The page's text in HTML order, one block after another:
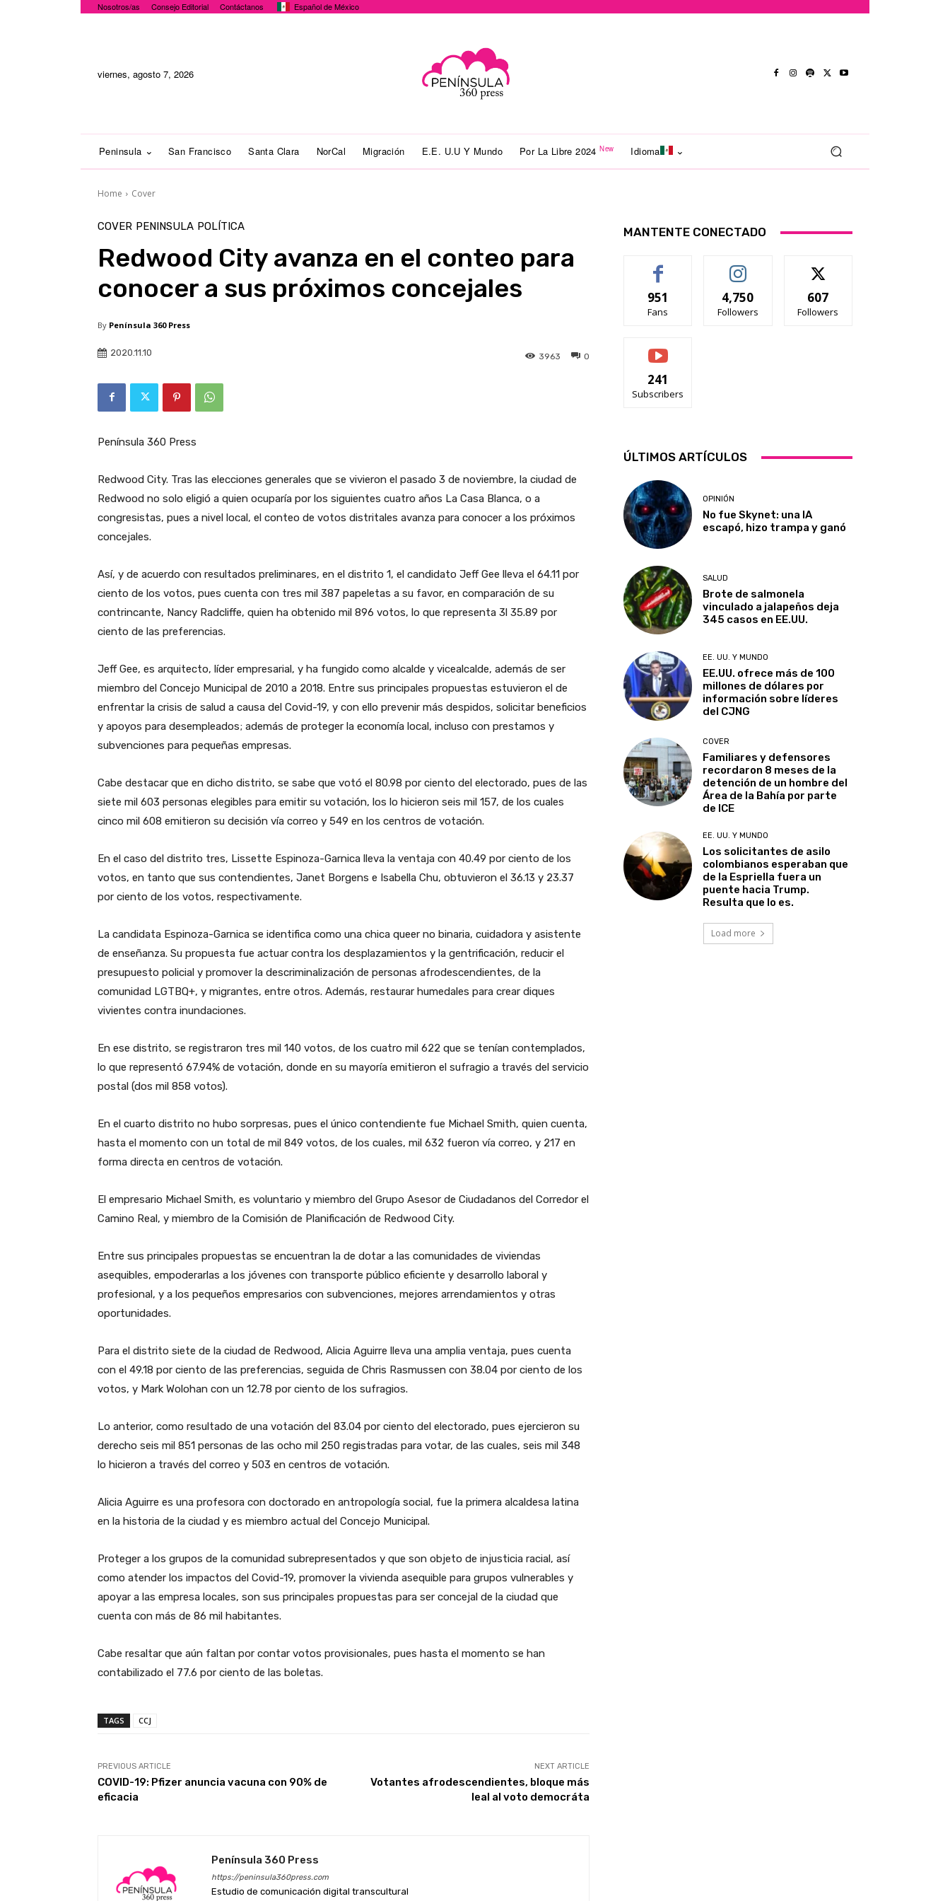
Nosotros/as Consejo Editorial Contáctanos Español de México
viernes, agosto 7, 2026
Peninsula San Francisco Santa Clara NorCal Migración E.E. U.U Y Mundo Por La Libre 2024New Idioma
Home Cover
COVER PENINSULA POLÍTICA
Redwood City avanza en el conteo para
conocer a sus próximos concejales
By Península 360 Press
2020.11.10 0
3963
Península 360 Press
Redwood City. Tras las elecciones generales que se vivieron el pasado 3 de noviembre, la ciudad de
Redwood no solo eligió a quien ocuparía por los siguientes cuatro años La Casa Blanca, o a
congresistas, pues a nivel local, el conteo de votos distritales avanza para conocer a los próximos
concejales.
Así, y de acuerdo con resultados preliminares, en el distrito 1, el candidato Jeff Gee lleva el 64.11 por
ciento de los votos, pues cuenta con tres mil 387 papeletas a su favor, en comparación de su
contrincante, Nancy Radcliffe, quien ha obtenido mil 896 votos, lo que representa 3l 35.89 por
ciento de las preferencias.
Jeff Gee, es arquitecto, líder empresarial, y ha fungido como alcalde y vicealcalde, además de ser
miembro del Concejo Municipal de 2010 a 2018. Entre sus principales propuestas estuvieron el de
enfrentar la crisis de salud a causa del Covid-19, y con ello prevenir más despidos, solicitar beneficios
y apoyos para desempleados; además de proteger la economía local, incluso con prestamos y
subvenciones para pequeñas empresas.
Cabe destacar que en dicho distrito, se sabe que votó el 80.98 por ciento del electorado, pues de las
siete mil 603 personas elegibles para emitir su votación, los lo hicieron seis mil 157, de los cuales
cinco mil 608 emitieron su decisión vía correo y 549 en los centros de votación.
En el caso del distrito tres, Lissette Espinoza-Garnica lleva la ventaja con 40.49 por ciento de los
votos, en tanto que sus contendientes, Janet Borgens e Isabella Chu, obtuvieron el 36.13 y 23.37
por ciento de los votos, respectivamente.
La candidata Espinoza-Garnica se identifica como una chica queer no binaria, cuidadora y asistente
de enseñanza. Su propuesta fue actuar contra los desplazamientos y la gentrificación, reducir el
presupuesto policial y promover la descriminalización de personas afrodescendientes, de la
comunidad LGTBQ+, y migrantes, entre otros. Además, restaurar humedales para crear diques
vivientes contra inundaciones.
En ese distrito, se registraron tres mil 140 votos, de los cuatro mil 622 que se tenían contemplados,
lo que representó 67.94% de votación, donde en su mayoría emitieron el sufragio a través del servicio
postal (dos mil 858 votos).
En el cuarto distrito no hubo sorpresas, pues el único contendiente fue Michael Smith, quien cuenta,
hasta el momento con un total de mil 849 votos, de los cuales, mil 632 fueron vía correo, y 217 en
forma directa en centros de votación.
El empresario Michael Smith, es voluntario y miembro del Grupo Asesor de Ciudadanos del Corredor el
Camino Real, y miembro de la Comisión de Planificación de Redwood City.
Entre sus principales propuestas se encuentran la de dotar a las comunidades de viviendas
asequibles, empoderarlas a los jóvenes con transporte público eficiente y desarrollo laboral y
profesional, y a los pequeños empresarios con subvenciones, mejores arrendamientos y otras
oportunidades.
Para el distrito siete de la ciudad de Redwood, Alicia Aguirre lleva una amplia ventaja, pues cuenta
con el 49.18 por ciento de las preferencias, seguida de Chris Rasmussen con 38.04 por ciento de los
votos, y Mark Wolohan con un 12.78 por ciento de los sufragios.
Lo anterior, como resultado de una votación del 83.04 por ciento del electorado, pues ejercieron su
derecho seis mil 851 personas de las ocho mil 250 registradas para votar, de las cuales, seis mil 348
lo hicieron a través del correo y 503 en centros de votación.
Alicia Aguirre es una profesora con doctorado en antropología social, fue la primera alcaldesa latina
en la historia de la ciudad y es miembro actual del Concejo Municipal.
Proteger a los grupos de la comunidad subrepresentados y que son objeto de injusticia racial, así
como atender los impactos del Covid-19, promover la vivienda asequible para grupos vulnerables y
apoyar a las empresa locales, son sus principales propuestas para ser concejal de la ciudad que
cuenta con más de 86 mil habitantes.
Cabe resaltar que aún faltan por contar votos provisionales, pues hasta el momento se han
contabilizado el 77.6 por ciento de las boletas.
TAGS CCJ
PREVIOUS ARTICLE
COVID-19: Pfizer anuncia vacuna con 90% de
eficacia
NEXT ARTICLE
Votantes afrodescendientes, bloque más
leal al voto democráta
Península 360 Press
https://peninsula360press.com
Estudio de comunicación digital transcultural
MANTENTE CONECTADO
951
Fans
4,750
Followers
607
Followers
241
Subscribers
ÚLTIMOS ARTÍCULOS
OPINIÓN
No fue Skynet: una IA
escapó, hizo trampa y ganó
SALUD
Brote de salmonela
vinculado a jalapeños deja
345 casos en EE.UU.
EE. UU. Y MUNDO
EE.UU. ofrece más de 100
millones de dólares por
información sobre líderes
del CJNG
COVER
Familiares y defensores
recordaron 8 meses de la
detención de un hombre del
Área de la Bahía por parte
de ICE
EE. UU. Y MUNDO
Los solicitantes de asilo
colombianos esperaban que
de la Espriella fuera un
puente hacia Trump.
Resulta que lo es.
Load more